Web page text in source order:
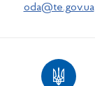
oda@te.gov.ua